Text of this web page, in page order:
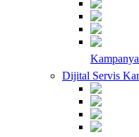
Dijital Servis